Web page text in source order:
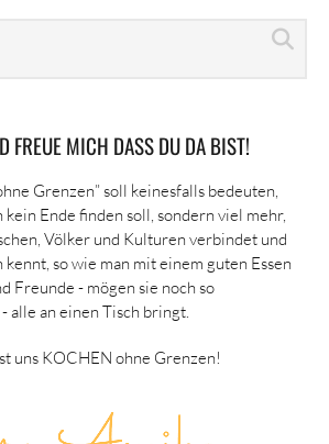
FREUE MICH DASS DU DA BIST!
Grenzen” soll keinesfalls bedeuten,
kein Ende finden soll, sondern viel mehr,
Völker und Kulturen verbindet und
so wie man mit einem guten Essen
Freunde - mögen sie noch so
alle an einen Tisch bringt.
uns KOCHEN ohne Grenzen!